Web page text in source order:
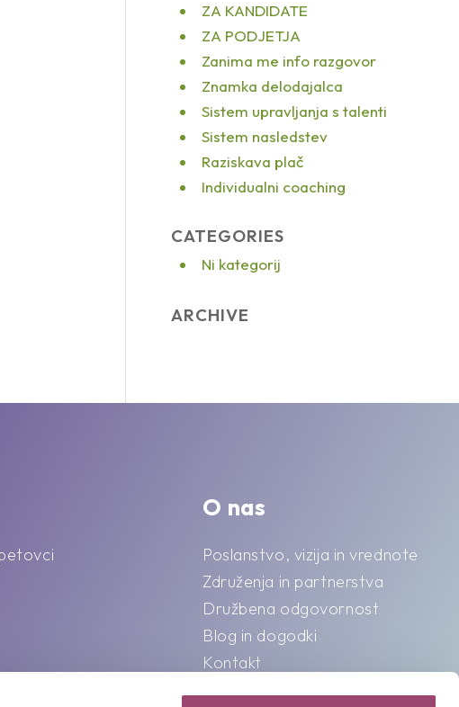
ZA KANDIDATE
ZA PODJETJA
Zanima me info razgovor
Znamka delodajalca
Sistem upravljanja s talenti
Sistem nasledstev
Raziskava plač
Individualni coaching
CATEGORIES
Ni kategorij
ARCHIVE
O nas
Poslanstvo, vizija in vrednote
Združenja in partnerstva
Družbena odgovornost
Blog in dogodki
Kontakt